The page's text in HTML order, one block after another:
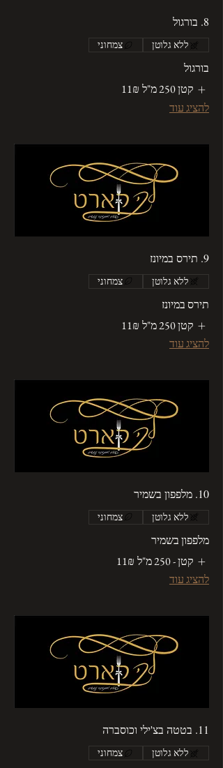
8. בורגול
ללא גלוטן צמחוני
בורגול
קטן 250 מ"ל
‏11 ‏₪
להציג עוד
9. תירס במיונז
ללא גלוטן צמחוני
תירס במיונז
קטן 250 מ"ל
‏11 ‏₪
להציג עוד
10. מלפפון בשמיר
ללא גלוטן צמחוני
מלפפון בשמיר
קטן - 250 מ"ל
‏11 ‏₪
להציג עוד
11. בטטה בצ'ילי וכוסברה
ללא גלוטן צמחוני